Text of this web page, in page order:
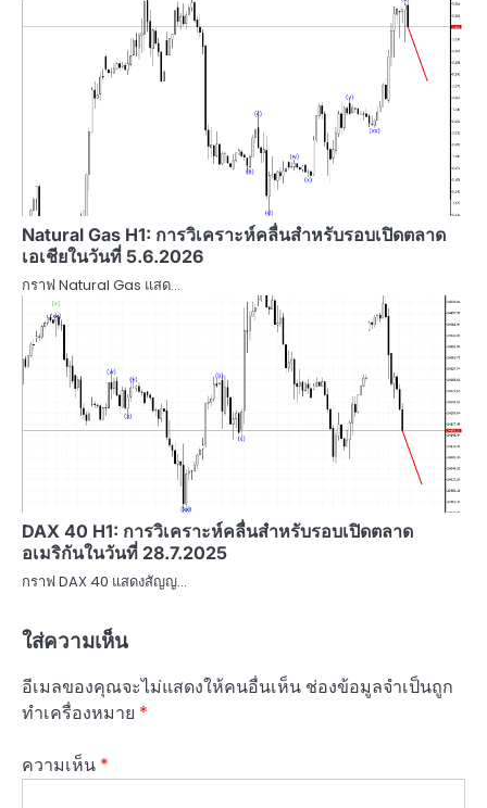
Natural Gas H1: การวิเคราะห์คลื่นสำหรับรอบเปิดตลาด
เอเชียในวันที่ 5.6.2026
กราฟ Natural Gas แสด…
DAX 40 H1: การวิเคราะห์คลื่นสำหรับรอบเปิดตลาด
อเมริกันในวันที่ 28.7.2025
กราฟ DAX 40 แสดงสัญญ…
ใส่ความเห็น
อีเมลของคุณจะไม่แสดงให้คนอื่นเห็น ช่องข้อมูลจำเป็นถูก
ทำเครื่องหมาย *
ความเห็น *